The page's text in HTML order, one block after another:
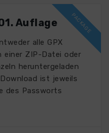
Auflage
alle GPX
einer ZIP-Datei oder
heruntergeladen
ist jeweils
des Passworts